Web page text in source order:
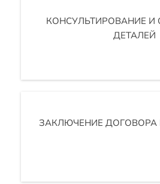
КОНСУЛЬТИРОВАНИЕ И
ДЕТАЛЕЙ
ЗАКЛЮЧЕНИЕ ДОГОВОРА